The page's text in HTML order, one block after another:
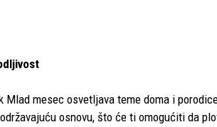
mesec osvetljava teme doma i
osnovu, što će ti omogućiti da